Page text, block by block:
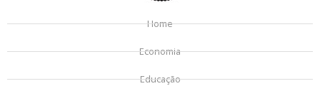
Home
Economia
Educação